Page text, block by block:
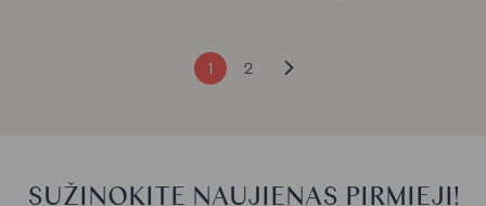
€
1
2
SUŽINOKITE NAUJIENAS PIRMIEJI!